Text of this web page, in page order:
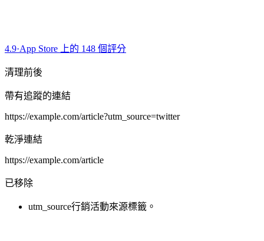
4.9·App Store 上的 148 個評分
清理前後
帶有追蹤的連結
https://example.com/article?utm_source=twitter
乾淨連結
https://example.com/article
已移除
utm_source行銷活動來源標籤。